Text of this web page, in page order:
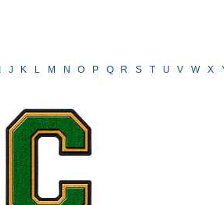
J K L M N O P Q R S T U V W X